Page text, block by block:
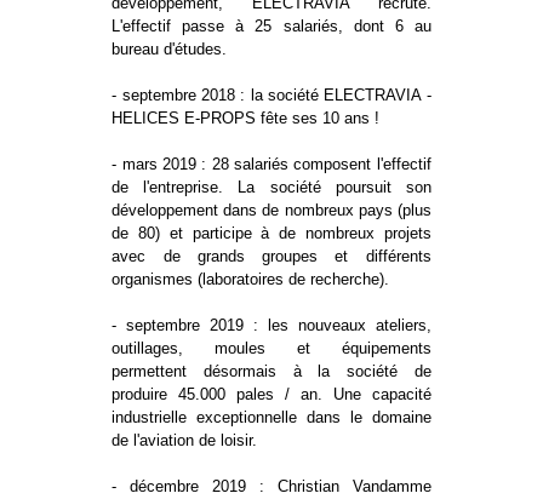
L'effectif passe à 25 salariés, dont 6 au
bureau d'études.
- septembre 2018 : la société ELECTRAVIA -
HELICES E-PROPS fête ses 10 ans !
- mars 2019 : 28 salariés composent l'effectif
de l'entreprise. La société poursuit son
développement dans de nombreux pays (plus
de 80) et participe à de nombreux projets
avec de grands groupes et différents
organismes (laboratoires de recherche).
- septembre 2019 : les nouveaux ateliers,
outillages, moules et équipements
permettent désormais à la société de
produire 45.000 pales / an. Une capacité
industrielle exceptionnelle dans le domaine
de l'aviation de loisir.
- décembre 2019 : Christian Vandamme